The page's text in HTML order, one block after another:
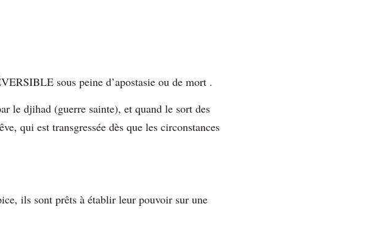
sous peine d’apostasie ou de mort .
le djihad (guerre sainte), et quand le sort des
qui est transgressée dès que les circonstances
ils sont prêts à établir leur pouvoir sur une